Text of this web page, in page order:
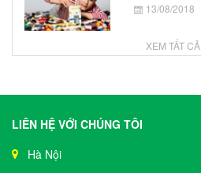
13/08/2018
XEM TẤT CẢ
LIÊN HỆ VỚI CHÚNG TÔI
Hà Nội